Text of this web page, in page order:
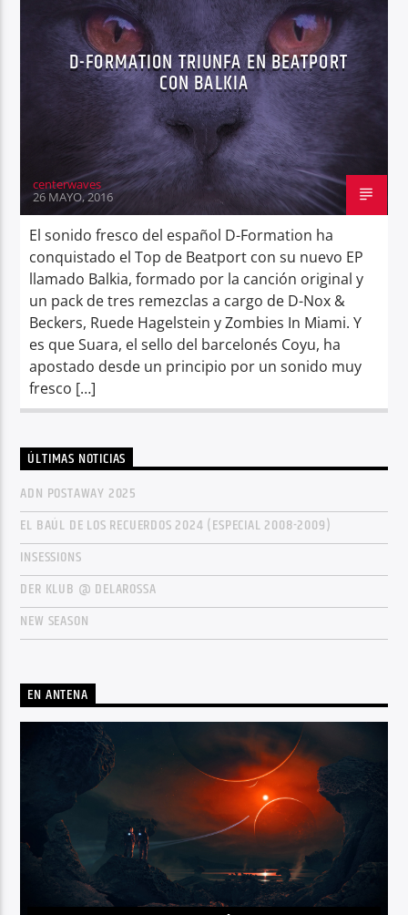
Center Waves
D-FORMATION TRIUNFA EN BEATPORT
CON BALKIA
centerwaves
26 MAYO, 2016
El sonido fresco del español D-Formation ha
conquistado el Top de Beatport con su nuevo EP
llamado Balkia, formado por la canción original y
un pack de tres remezclas a cargo de D-Nox &
Beckers, Ruede Hagelstein y Zombies In Miami. Y
es que Suara, el sello del barcelonés Coyu, ha
apostado desde un principio por un sonido muy
fresco […]
ÚLTIMAS NOTICIAS
ADN POSTAWAY 2025
EL BAÚL DE LOS RECUERDOS 2024 (ESPECIAL 2008-2009)
INSESSIONS
DER KLUB @ DELAROSSA
NEW SEASON
EN ANTENA